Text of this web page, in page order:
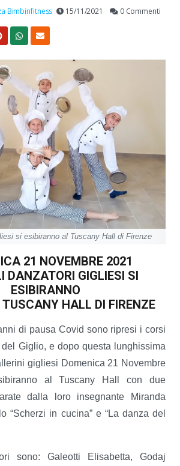
Bimbinfitness 15/11/2021 0 Commenti
si esibiranno al Tuscany Hall di Firenze
21 NOVEMBRE 2021
DANZATORI GIGLIESI SI
ESIBIRANNO
HALL DI FIRENZE
di pausa Covid sono ripresi i corsi
del Giglio, e dopo questa lunghissima
gigliesi Domenica 21 Novembre
al Tuscany Hall con due
dalla loro insegnante Miranda
“Scherzi in cucina” e “La danza del
sono: Galeotti Elisabetta, Godaj